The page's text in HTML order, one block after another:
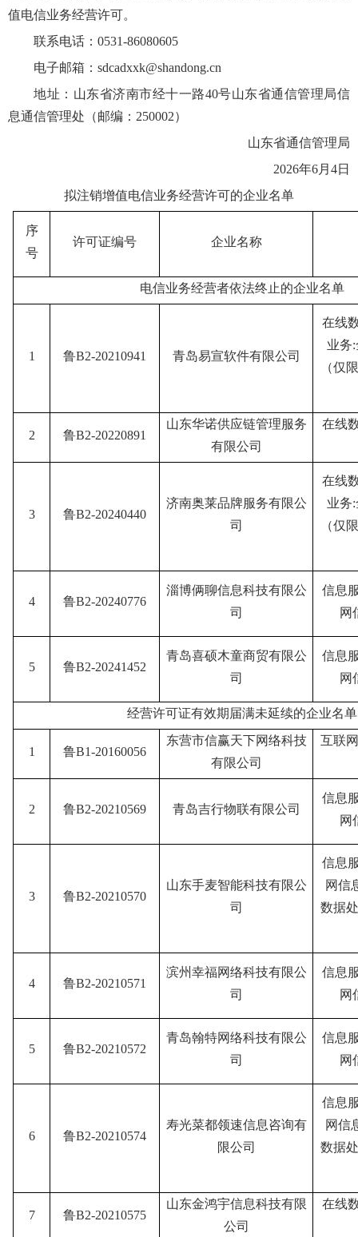
值电信业务经营许可。
联系电话：0531-86080605
电子邮箱：sdcadxxk@shandong.cn
地址：山东省济南市经十一路40号山东省通信管理局信
息通信管理处（邮编：250002）
山东省通信管理局
2026年6月4日
拟注销增值电信业务经营许可的企业名单
序
号
许可证编号 企业名称
电信业务经营者依法终止的企业名单
1 鲁B2-20210941 青岛易宣软件有限公司
在线
业务
（仅
2 鲁B2-20220891
山东华诺供应链管理服务
有限公司
在线
3 鲁B2-20240440
济南奥莱品牌服务有限公
司
在线
业务
（仅
4 鲁B2-20240776
淄博俩聊信息科技有限公
司
信息
网
5 鲁B2-20241452
青岛喜硕木童商贸有限公
司
信息
网
经营许可证有效期届满未延续的企业名单
1 鲁B1-20160056
东营市信赢天下网络科技
有限公司
互联
2 鲁B2-20210569 青岛吉行物联有限公司
信息
网
3 鲁B2-20210570
山东手麦智能科技有限公
司
信息
网信
数据
4 鲁B2-20210571
滨州幸福网络科技有限公
司
信息
网
5 鲁B2-20210572
青岛翰特网络科技有限公
司
信息
网
6 鲁B2-20210574
寿光菜都领速信息咨询有
限公司
信息
网信
数据
7 鲁B2-20210575
山东金鸿宇信息科技有限
公司
在线